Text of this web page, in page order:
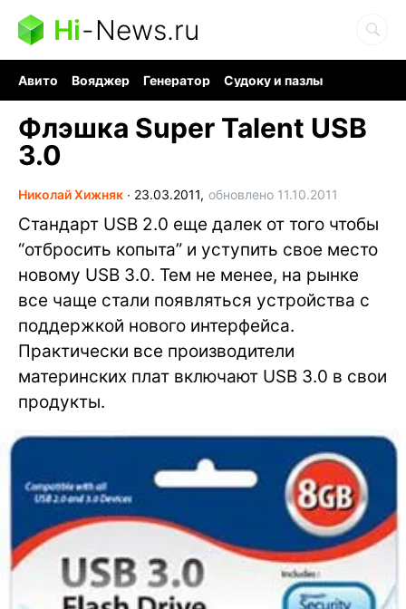
Hi-News.ru
Авито Вояджер Генератор
Судоку и пазлы
Флэшка Super Talent USB
3.0
Николай Хижняк ∙ 23.03.2011, обновлено 11.10.2011
Стандарт USB 2.0 еще далек от того чтобы
“отбросить копыта” и уступить свое место
новому USB 3.0. Тем не менее, на рынке
все чаще стали появляться устройства с
поддержкой нового интерфейса.
Практически все производители
материнских плат включают USB 3.0 в свои
продукты.